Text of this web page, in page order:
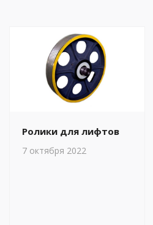
Ролики для лифтов
7 октября 2022